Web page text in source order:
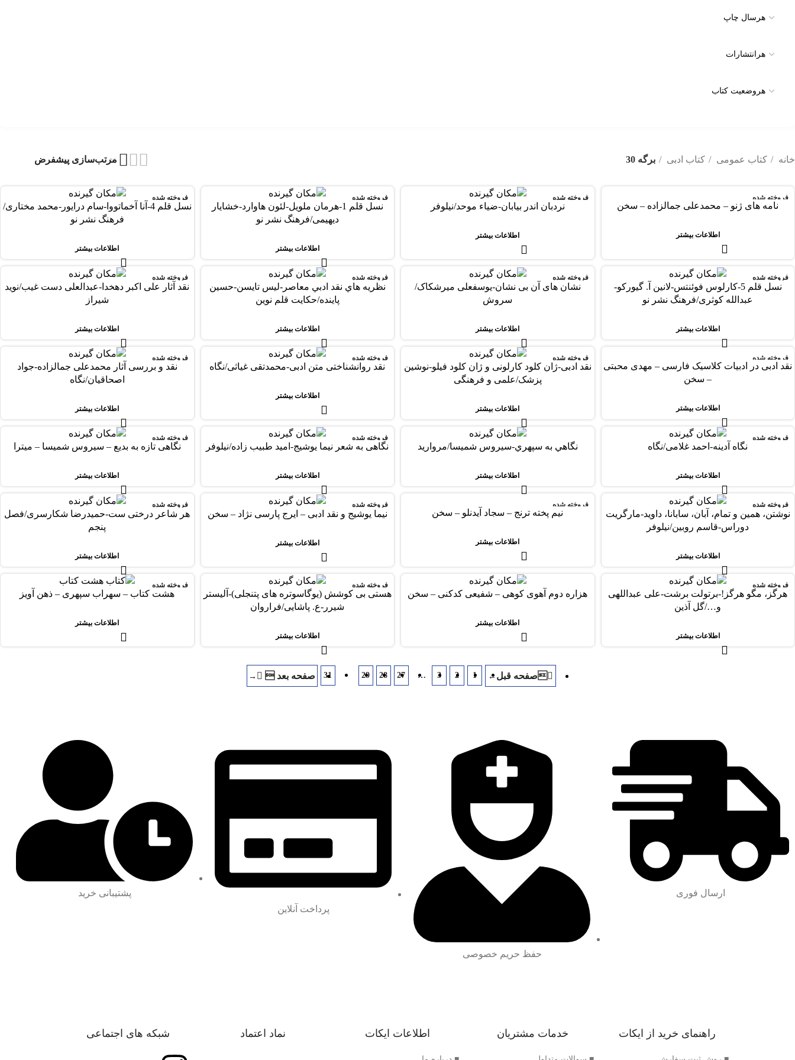
خانه کتاب عمومی کتاب ادبی برگه 30
فروخته شده
نامه های ژنو – محمدعلی جمالزاده – سخن
اطلاعات بیشتر
فروخته شده
نردبان اندر بیابان-ضیاء موحد/نیلوفر
اطلاعات بیشتر
فروخته شده
نسل قلم 1-هرمان ملویل-لئون هاوارد-خشایار
دیهیمی/فرهنگ نشر نو
اطلاعات بیشتر
فروخته شده
نسل قلم 4-آنا آخماتووا-سام درایور-محمد مختاری/
فرهنگ نشر نو
اطلاعات بیشتر
فروخته شده
نسل قلم 5-کارلوس فوئنتس-لانین آ. گیورکو-
عبدالله کوثری/فرهنگ نشر نو
اطلاعات بیشتر
فروخته شده
نشان های آن بی نشان-یوسفعلی میرشکاک/
سروش
اطلاعات بیشتر
فروخته شده
نظريه هاي نقد ادبي معاصر-ليس تايسن-حسين
پاينده/حکايت قلم نوين
اطلاعات بیشتر
فروخته شده
نقد آثار علی اکبر دهخدا-عبدالعلی دست غیب/نوید
شیراز
اطلاعات بیشتر
فروخته شده
نقد ادبی در ادبیات کلاسیک فارسی – مهدی محبتی
– سخن
اطلاعات بیشتر
فروخته شده
نقد ادبی-ژان کلود کارلونی و ژان کلود فیلو-نوشین
پزشک/علمی و فرهنگی
اطلاعات بیشتر
فروخته شده
نقد روانشناختی متن ادبی-محمدتقی غیاثی/نگاه
اطلاعات بیشتر
فروخته شده
نقد و بررسی آثار محمدعلی جمالزاده-جواد
اصحاقیان/نگاه
اطلاعات بیشتر
فروخته شده
نگاه آدینه-احمد غلامی/نگاه
اطلاعات بیشتر
فروخته شده
نگاهي به سپهري-سيروس شميسا/مرواريد
اطلاعات بیشتر
فروخته شده
نگاهی به شعر نیما یوشیج-امید طبیب زاده/نیلوفر
اطلاعات بیشتر
فروخته شده
نگاهی تازه به بدیع – سیروس شمیسا – میترا
اطلاعات بیشتر
فروخته شده
نوشتن، همین و تمام، آبان، سابانا، داوید-مارگریت
دوراس-قاسم روبین/نیلوفر
اطلاعات بیشتر
فروخته شده
نیم پخته ترنج – سجاد آیدنلو – سخن
اطلاعات بیشتر
فروخته شده
نیما یوشیج و نقد ادبی – ایرج پارسی نژاد – سخن
اطلاعات بیشتر
فروخته شده
هر شاعر درختی ست-حمیدرضا شکارسری/فصل
پنجم
اطلاعات بیشتر
فروخته شده
هرگز، مگو هرگز!-برتولت برشت-علی عبداللهی
و…/گل آذین
اطلاعات بیشتر
فروخته شده
هزاره دوم آهوی کوهی – شفیعی کدکنی – سخن
اطلاعات بیشتر
فروخته شده
هستی بی کوشش (یوگاسوتره های پتنجلی)-آلیستر
شیرر-ع. پاشایی/فراروان
اطلاعات بیشتر
فروخته شده
هشت کتاب – سهراب سپهری – ذهن آویز
اطلاعات بیشتر
←
1
2
3
…
27
28
29
30
31
→
ارسال فوری
حفظ حریم خصوصی
پرداخت آنلاین
پشتیبانی خرید
راهنمای خرید از ایکات خدمات مشتریان اطلاعات ایکات نماد اعتماد شبکه های اجتماعی